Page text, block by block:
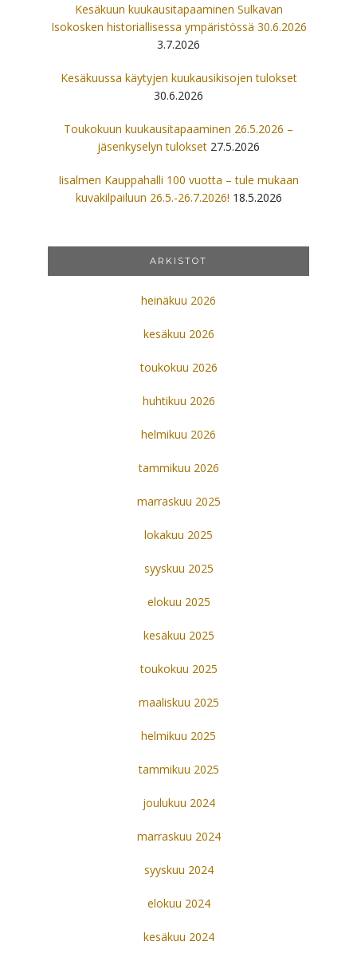
Kesäkuun kuukausitapaaminen Sulkavan
Isokosken historiallisessa ympäristössä 30.6.2026
3.7.2026
Kesäkuussa käytyjen kuukausikisojen tulokset
30.6.2026
Toukokuun kuukausitapaaminen 26.5.2026 –
jäsenkyselyn tulokset 27.5.2026
Iisalmen Kauppahalli 100 vuotta – tule mukaan
kuvakilpailuun 26.5.-26.7.2026! 18.5.2026
ARKISTOT
heinäkuu 2026
kesäkuu 2026
toukokuu 2026
huhtikuu 2026
helmikuu 2026
tammikuu 2026
marraskuu 2025
lokakuu 2025
syyskuu 2025
elokuu 2025
kesäkuu 2025
toukokuu 2025
maaliskuu 2025
helmikuu 2025
tammikuu 2025
joulukuu 2024
marraskuu 2024
syyskuu 2024
elokuu 2024
kesäkuu 2024